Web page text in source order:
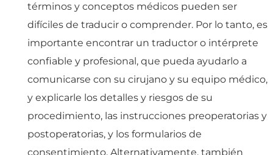
términos y conceptos médicos pueden ser
difíciles de traducir o comprender. Por lo tanto, es
importante encontrar un traductor o intérprete
confiable y profesional, que pueda ayudarlo a
comunicarse con su cirujano y su equipo médico,
y explicarle los detalles y riesgos de su
procedimiento, las instrucciones preoperatorias y
postoperatorias, y los formularios de
consentimiento. Alternativamente, también